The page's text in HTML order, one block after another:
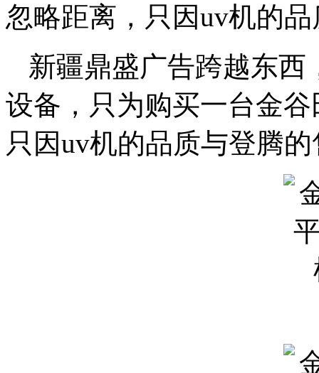
忽略距离，只因uv机的
新疆鼎盛广告跨越东
设备，只为购买一台金谷
只因uv机的品质与登腾